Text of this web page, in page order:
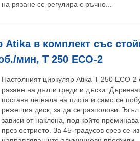
на рязане се регулира с ръчно...
Atika в комплект със
мин, T 250 ECO-2
Настолният циркуляр Atika T 250 ECO-2
рязане на дълги греди и дъски.
поставя легнала на плота и само се
режещия диск, за да се разполови.
зависи от наклона, под който
през острието. За 45-градусов срез се